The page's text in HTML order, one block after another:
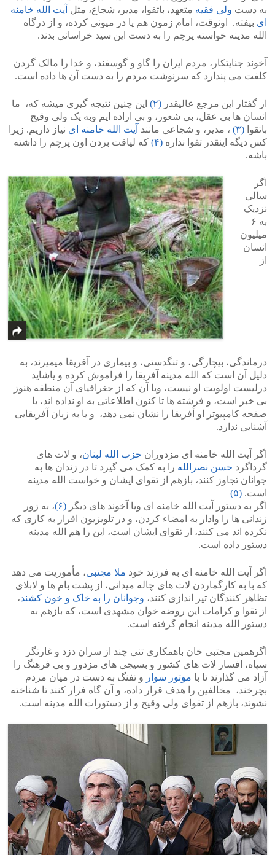
به دست ولی فقیه متعهد، باتقوا، مدیر، شجاع، مثل آیت الله خامنه
ای بیفته. اونوقت، امام زمون هم پا در میونی کرده، و از درگاه
الله مدینه خواسته پرچم را به دست این سید خراسانی بدند.
آخوند جنایتکار، مردم ایران را گاو و گوسفند، و خدا را مالک گردن
کلفت می پندارد که سرنوشت مردم را به دست آن ها داده است.
از گفتار این مرجع عالیقدر (۲)
این چنین نتیجه گیری میشه که، ما
انسان ها بی عقل، بی شعور، و بی اراده ایم وبه یک ولی وقیح
باتقوا (۳) ، مدیر، و شجاعی مانند آیت الله خامنه ای نیاز داریم. زیرا
کس دیگه اینقدر تقوا نداره (۴)
که لیاقت بردن اون پرچم را داشته
باشه.
اگر
سالی
نزدیک
به ۶
میلیون
انسان
از
درماندگی، بیچارگی، و تنگدستی، و بیماری در آفریقا میمیرند، به
دلیل آن است که الله مدینه آفریقا را فراموش کرده و یاشاید
درلیست اولویت او نیست، ویا آن که از جغرافیای آن منطقه هنوز
بی خبر است، و فرشته ها تا کنون اطلاعاتی به او نداده اند، یا
صفحه کامپیوتر او آفریقا را نشان نمی دهد، و یا به زبان آفریقایی
آشنایی ندارد.
اگر آیت الله خامنه ای مزدوران حزب الله لبنان، و لات های
گرداگرد حسن نصرالله را به کمک می گیرد تا در زندان ها به
جوانان تجاوز کنند، بازهم از تقوای ایشان و خواست الله مدینه
است. (۵)
اگر به دستور آیت الله خامنه ای ویا آخوند های دیگر (۶)
، به زور
زندانی ها را وادار به امضاء کردن، و در تلویزیون اقرار به کاری که
نکرده اند می کنند، از تقوای ایشان است، این را هم الله مدینه
دستور داده است.
اگر آیت الله خامنه ای به فرزند خود ملا مجتبی، مأموریت می دهد
که با به کارگماردن لات های چاله میدانی، از پشت بام ها و لابلای
تظاهر کنندگان تیر اندازی کنند، وجوانان را به خاک و خون کشند،
از تقوا و کرامات این روضه خوان مشهدی است، که بازهم به
دستور الله مدینه انجام گرفته است.
اگرهمین مجتبی خان باهمکاری تنی چند از سران دزد و غارتگر
سپاه، افسار لات های کشور و بسیجی های مزدور و بی فرهنگ را
آزاد می گذارند تا با موتور سوار و تفنگ به دست در میان مردم
بچرخند، مخالفین را هدف قرار داده، و آن گاه فرار کنند تا شناخته
نشوند، بازهم از تقوای ولی وقیح و از دستورات الله مدینه است.